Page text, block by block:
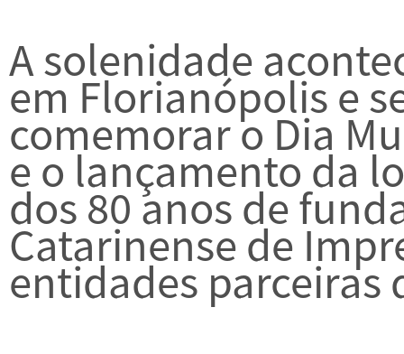
A solenidade
em Florianópolis e
comemorar o Dia
e o lançamento da
dos 80 anos de
Catarinense de
entidades parceiras